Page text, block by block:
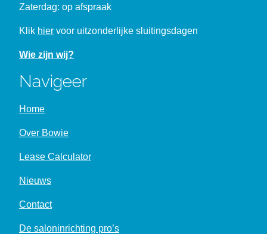
Zaterdag: op afspraak
Klik hier voor uitzonderlijke sluitingsdagen
Wie zijn wij?
Navigeer
Home
Over Bowie
Lease Calculator
Nieuws
Contact
De saloninrichting pro’s